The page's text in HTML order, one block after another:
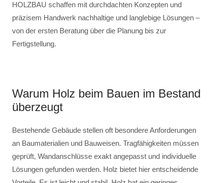
HOLZBAU schaffen mit durchdachten Konzepten und
präzisem Handwerk nachhaltige und langlebige Lösungen –
von der ersten Beratung über die Planung bis zur
Fertigstellung.
Warum Holz beim Bauen im Bestand
überzeugt
Bestehende Gebäude stellen oft besondere Anforderungen
an Baumaterialien und Bauweisen. Tragfähigkeiten müssen
geprüft, Wandanschlüsse exakt angepasst und individuelle
Lösungen gefunden werden. Holz bietet hier entscheidende